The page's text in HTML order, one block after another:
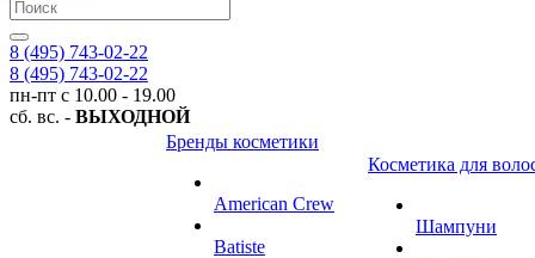
8 (495) 743-02-22
8 (495) 743-02-22
пн-пт с 10.00 - 19.00
сб. вс. - ВЫХОДНОЙ
Бренды косметики
American Crew
Batiste
Косметика для
Шампуни